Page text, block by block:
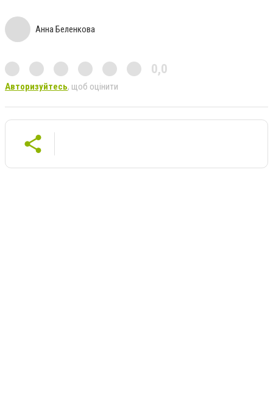
Анна Беленкова
0,0
Авторизуйтесь, щоб оцінити